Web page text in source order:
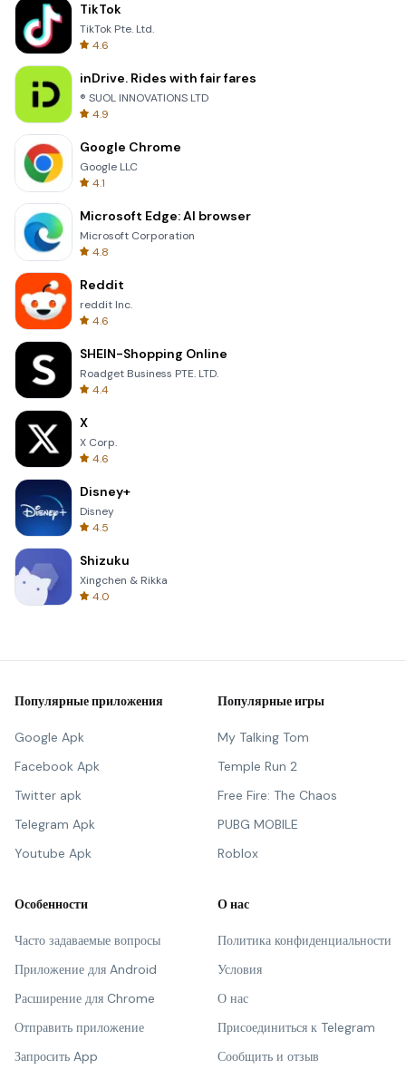
TikTok
TikTok Pte. Ltd.
4.6
inDrive. Rides with fair fares
® SUOL INNOVATIONS LTD
4.9
Google Chrome
Google LLC
4.1
Microsoft Edge: AI browser
Microsoft Corporation
4.8
Reddit
reddit Inc.
4.6
SHEIN-Shopping Online
Roadget Business PTE. LTD.
4.4
X
X Corp.
4.6
Disney+
Disney
4.5
Shizuku
Xingchen & Rikka
4.0
Популярные приложения
Google Apk
Facebook Apk
Twitter apk
Telegram Apk
Youtube Apk
Популярные игры
My Talking Tom
Temple Run 2
Free Fire: The Chaos
PUBG MOBILE
Roblox
Особенности
Часто задаваемые вопросы
Приложение для Android
Расширение для Chrome
Отправить приложение
Запросить App
О нас
Политика конфиденциальности
Условия
О нас
Присоединиться к Telegram
Сообщить и отзыв